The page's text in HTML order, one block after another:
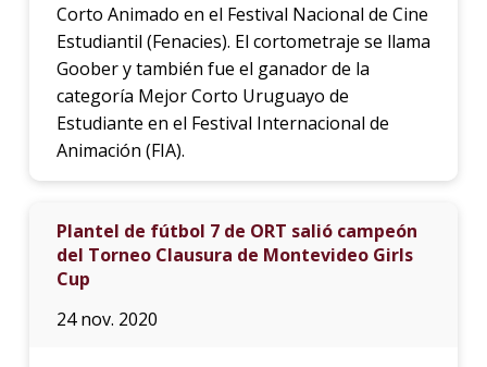
Corto Animado en el Festival Nacional de Cine
Estudiantil (Fenacies). El cortometraje se llama
Goober y también fue el ganador de la
categoría Mejor Corto Uruguayo de
Estudiante en el Festival Internacional de
Animación (FIA).
Plantel de fútbol 7 de ORT salió campeón
del Torneo Clausura de Montevideo Girls
Cup
24 nov. 2020